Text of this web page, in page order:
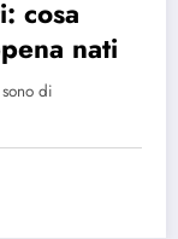
cosa
nati
di